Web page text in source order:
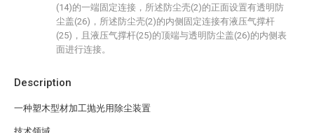
Description
一种塑木型材加工抛光用除尘装置
(14)的一端固定连接，所述防尘壳(2)的正面设置有透明防
尘盖(26)，所述防尘壳(2)的内侧固定连接有液压气撑杆
(25)，且液压气撑杆(25)的顶端与透明防尘盖(26)的内侧表
面进行连接。